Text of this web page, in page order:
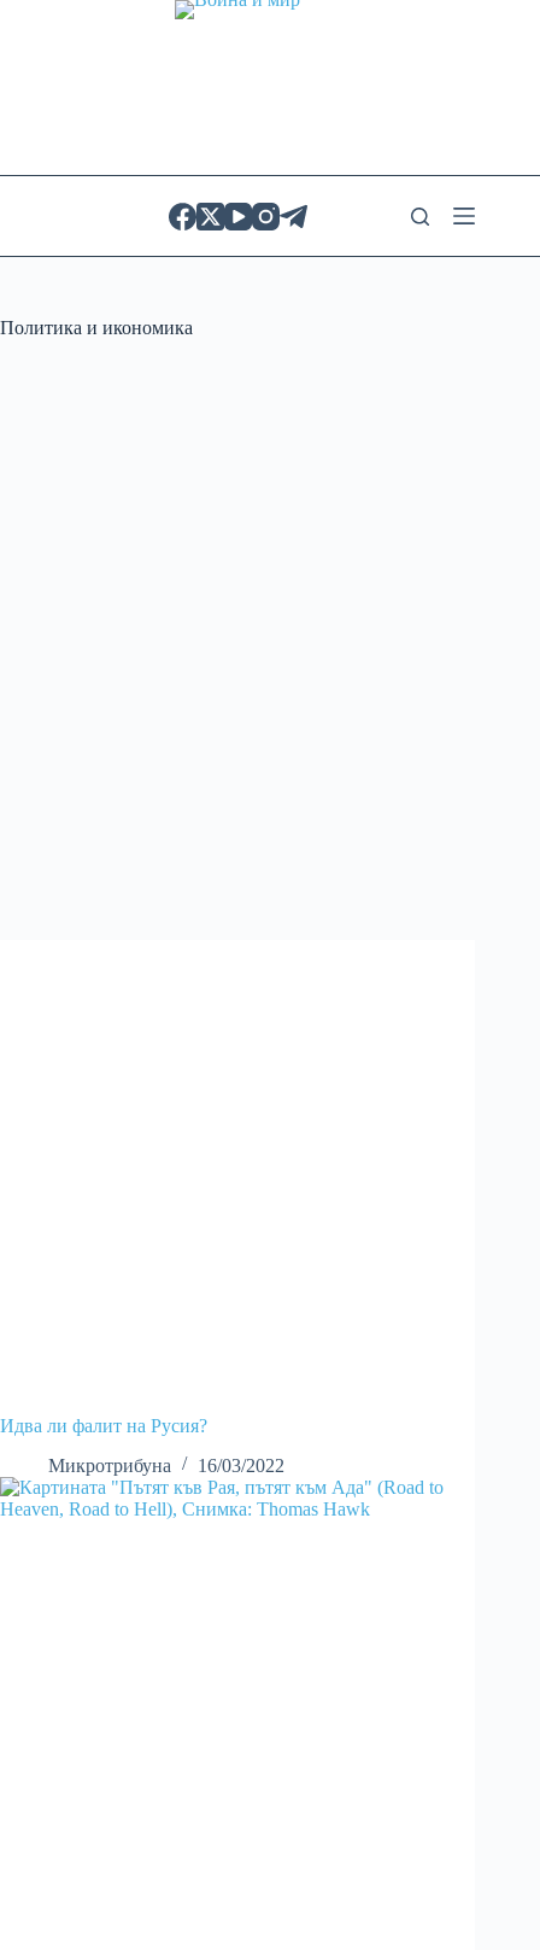
Политика и икономика
Идва ли фалит на Русия?
Микротрибуна
16/03/2022